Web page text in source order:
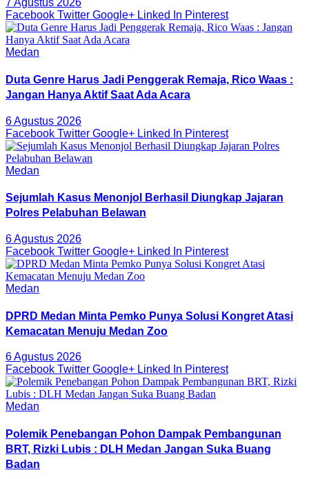
7 Agustus 2026
Facebook Twitter Google+ Linked In Pinterest
Medan
Duta Genre Harus Jadi Penggerak Remaja, Rico Waas :
Jangan Hanya Aktif Saat Ada Acara
6 Agustus 2026
Facebook Twitter Google+ Linked In Pinterest
Medan
Sejumlah Kasus Menonjol Berhasil Diungkap Jajaran
Polres Pelabuhan Belawan
6 Agustus 2026
Facebook Twitter Google+ Linked In Pinterest
Medan
DPRD Medan Minta Pemko Punya Solusi Kongret Atasi
Kemacatan Menuju Medan Zoo
6 Agustus 2026
Facebook Twitter Google+ Linked In Pinterest
Medan
Polemik Penebangan Pohon Dampak Pembangunan
BRT, Rizki Lubis : DLH Medan Jangan Suka Buang
Badan